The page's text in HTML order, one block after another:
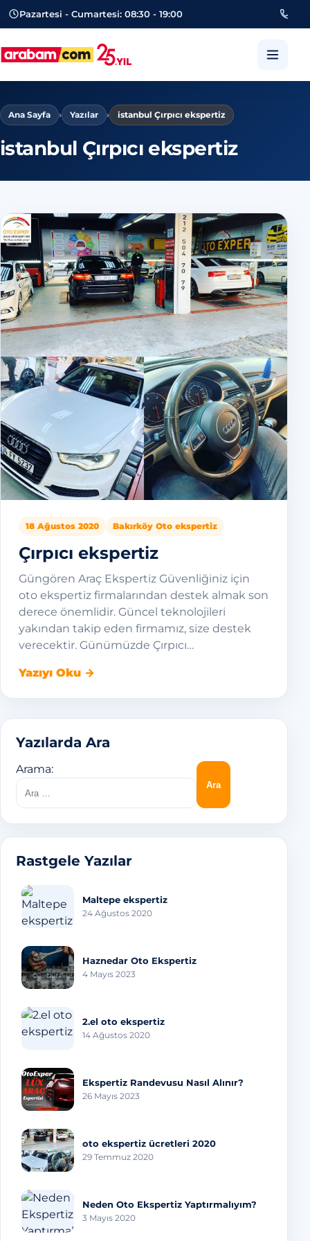
Pazartesi - Cumartesi: 08:30 - 19:00
arabam.com Güngören oto
Ana Sayfa › Yazılar › istanbul Çırpıcı ekspertiz
istanbul Çırpıcı ekspertiz
18 Ağustos 2020 Bakırköy Oto ekspertiz
Çırpıcı ekspertiz
Güngören Araç Ekspertiz Güvenliğiniz için
oto ekspertiz firmalarından destek almak son
derece önemlidir. Güncel teknolojileri
yakından takip eden firmamız, size destek
verecektir. Günümüzde Çırpıcı…
Yazıyı Oku →
Yazılarda Ara
Arama:
Rastgele Yazılar
Maltepe ekspertiz
24 Ağustos 2020
Haznedar Oto Ekspertiz
4 Mayıs 2023
2.el oto ekspertiz
14 Ağustos 2020
Ekspertiz Randevusu Nasıl Alınır?
26 Mayıs 2023
oto ekspertiz ücretleri 2020
29 Temmuz 2020
Neden Oto Ekspertiz Yaptırmalıyım?
3 Mayıs 2020